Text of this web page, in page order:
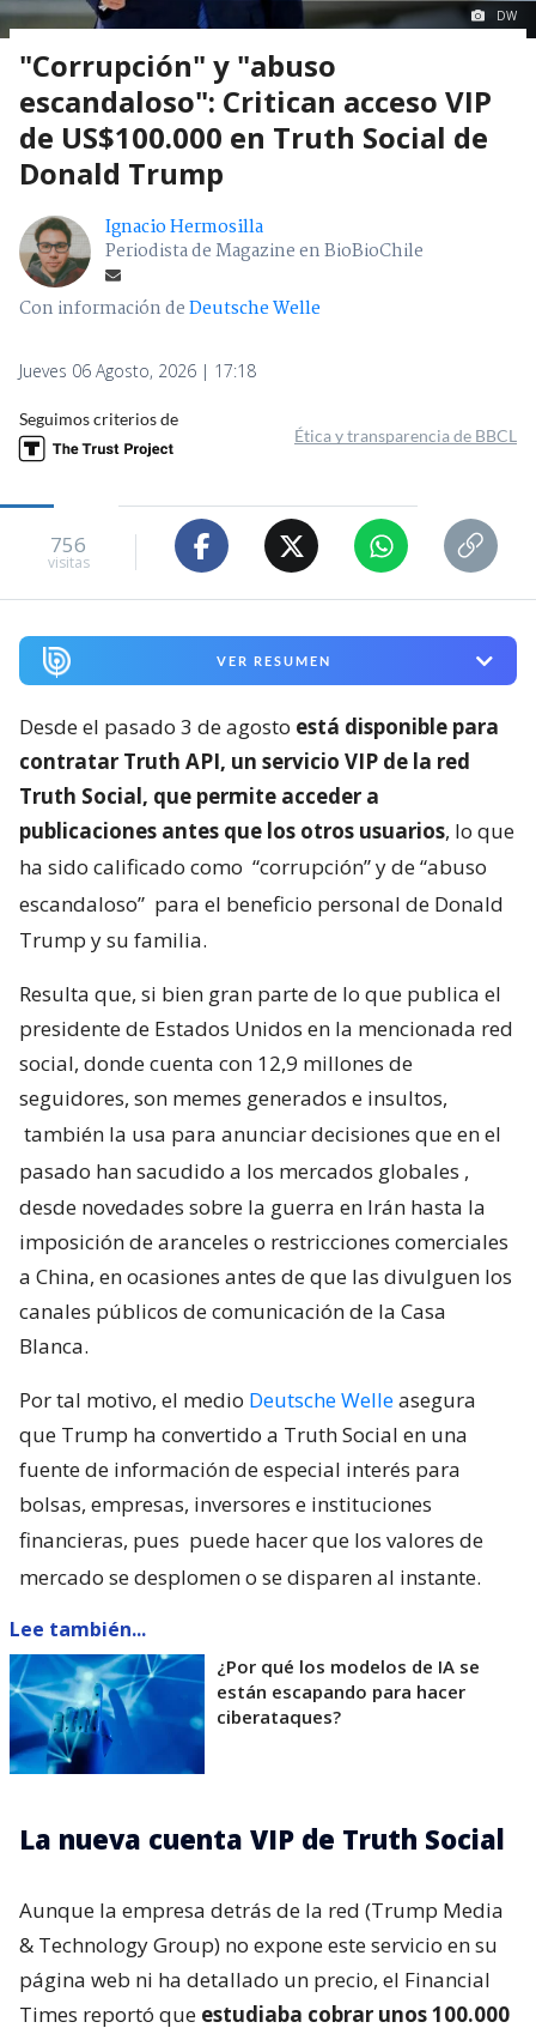
DW
"Corrupción" y "abuso
escandaloso": Critican acceso VIP
de US$100.000 en Truth Social de
Donald Trump
Ignacio Hermosilla
Periodista de Magazine en BioBioChile
Con información deDeutsche Welle
Jueves 06 Agosto, 2026 | 17:18
Seguimos criterios de
Ética y transparencia de BBCL
756
visitas
VER RESUMEN
Desde el pasado 3 de agosto está disponible para
contratar Truth API, un servicio VIP de la red
Truth Social, que permite acceder a
publicaciones antes que los otros usuarios, lo que
ha sido calificado como “corrupción” y de “abuso
escandaloso” para el beneficio personal de Donald
Trump y su familia.
Resulta que, si bien gran parte de lo que publica el
presidente de Estados Unidos en la mencionada red
social, donde cuenta con 12,9 millones de
seguidores, son memes generados e insultos,
también la usa para anunciar decisiones que en el
pasado han sacudido a los mercados globales ,
desde novedades sobre la guerra en Irán hasta la
imposición de aranceles o restricciones comerciales
a China, en ocasiones antes de que las divulguen los
canales públicos de comunicación de la Casa
Blanca.
Por tal motivo, el medio Deutsche Welleasegura
que Trump ha convertido a Truth Social en una
fuente de información de especial interés para
bolsas, empresas, inversores e instituciones
financieras, pues puede hacer que los valores de
mercado se desplomen o se disparen al instante.
Lee también...
¿Por qué los modelos de IA se
están escapando para hacer
ciberataques?
La nueva cuenta VIP de Truth Social
Aunque la empresa detrás de la red (Trump Media
& Technology Group) no expone este servicio en su
página web ni ha detallado un precio, el Financial
Times reportó que estudiaba cobrar unos 100.000